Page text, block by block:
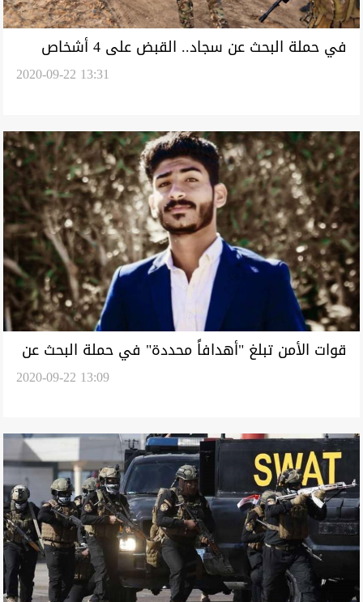
في حملة البحث عن سجاد.. القبض على 4 أشخاص
2020-09-22 13:31
قوات الأمن تبلغ "أهدافاً محددة" في حملة البحث عن
2020-09-22 13:09